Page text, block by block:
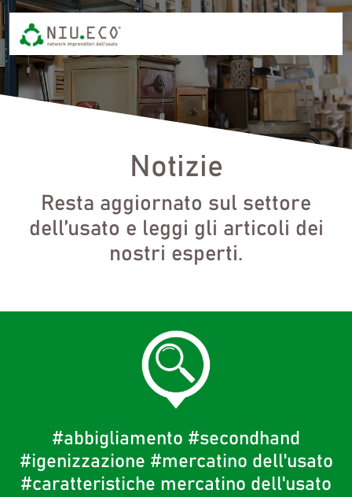
Notizie
Resta aggiornato sul settore
dell’usato e leggi gli articoli dei
nostri esperti.
#abbigliamento #secondhand
#igenizzazione #mercatino dell'usato
#caratteristiche mercatino dell'usato